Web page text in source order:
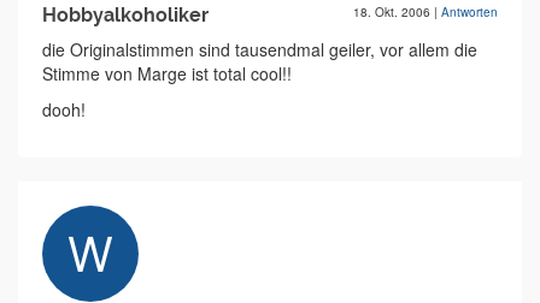
Hobbyalkoholiker 18. Okt. 2006 | Antworten
die Originalstimmen sind tausendmal geiler, vor allem die
Stimme von Marge ist total cool!!
dooh!